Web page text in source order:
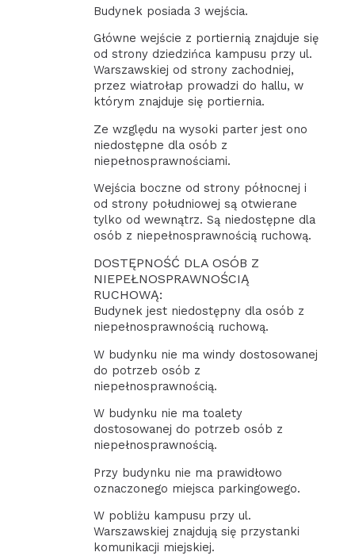
Budynek posiada 3 wejścia.
Główne wejście z portiernią znajduje się
od strony dziedzińca kampusu przy ul.
Warszawskiej od strony zachodniej,
przez wiatrołap prowadzi do hallu, w
którym znajduje się portiernia.
Ze względu na wysoki parter jest ono
niedostępne dla osób z
niepełnosprawnościami.
Wejścia boczne od strony północnej i
od strony południowej są otwierane
tylko od wewnątrz. Są niedostępne dla
osób z niepełnosprawnością ruchową.
DOSTĘPNOŚĆ DLA OSÓB Z
NIEPEŁNOSPRAWNOŚCIĄ
RUCHOWĄ:
Budynek jest niedostępny dla osób z
niepełnosprawnością ruchową.
W budynku nie ma windy dostosowanej
do potrzeb osób z
niepełnosprawnością.
W budynku nie ma toalety
dostosowanej do potrzeb osób z
niepełnosprawnością.
Przy budynku nie ma prawidłowo
oznaczonego miejsca parkingowego.
W pobliżu kampusu przy ul.
Warszawskiej znajdują się przystanki
komunikacji miejskiej.